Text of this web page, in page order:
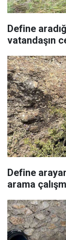
Define
vatandaşın
Define
arama